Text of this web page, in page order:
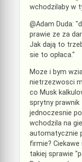
wchodzilaby w
@Adam Duda:
prawie ze za
Jak dają to
sie to opłaca."
Moze i bym
nietrzezwosci
co Musk
sprytny
jednoczesnie
wchodzila na
automatycznie
firmie?
takiej sprawie